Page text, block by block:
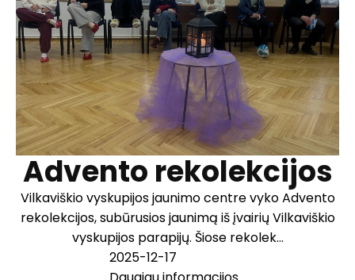
Advento rekolekcijos
Vilkaviškio vyskupijos jaunimo centre vyko Advento
rekolekcijos, subūrusios jaunimą iš įvairių Vilkaviškio
vyskupijos parapijų. Šiose rekolek...
2025-12-17